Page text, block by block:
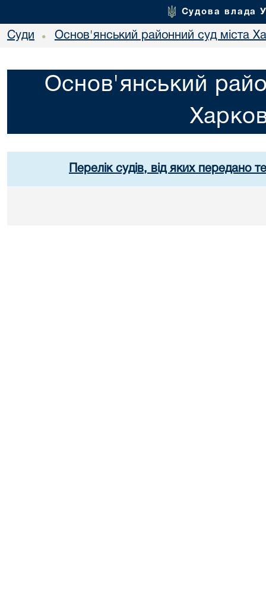
Судова влада
Суди • Основ'янський районний суд міста
Основ'янський
Перелік судів, від яких передано